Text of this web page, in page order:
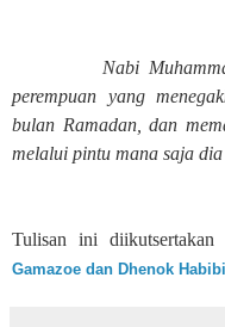
Nabi
perempuan yang
bulan Ramadan, dan
melalui pintu mana saja
Tulisan ini
Gamazoe dan Dhenok